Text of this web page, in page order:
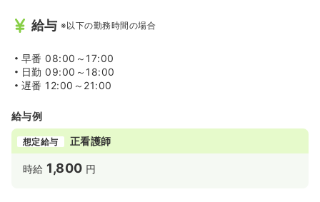
給与 ※以下の勤務時間の場合
早番 08:00～17:00
日勤 09:00～18:00
遅番 12:00～21:00
給与例
想定給与 正看護師
時給 1,800 円